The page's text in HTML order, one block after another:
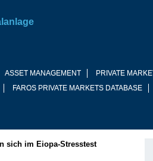
ASSET MANAGEMENT PRIVATE
FAROS PRIVATE MARKETS DATABASE
sich im Eiopa-Stresstest